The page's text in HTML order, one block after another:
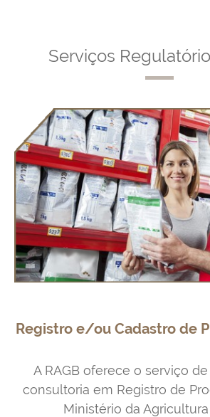
Serviços
Registro e/ou Cadastro de
A RAGB oferece o serviço
consultoria em Registro de
Ministério da Agricultura